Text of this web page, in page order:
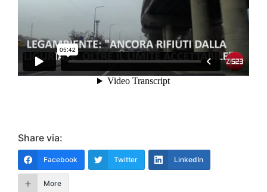
Share via:
Facebook Twitter LinkedIn
More